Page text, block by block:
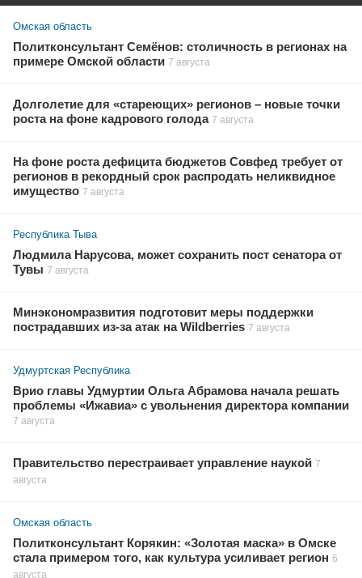
Омская область
Политконсультант Семёнов: столичность в регионах на
примере Омской области 7 августа
Долголетие для «стареющих» регионов – новые точки
роста на фоне кадрового голода 7 августа
На фоне роста дефицита бюджетов Совфед требует от
регионов в рекордный срок распродать неликвидное
имущество 7 августа
Республика Тыва
Людмила Нарусова, может сохранить пост сенатора от
Тувы 7 августа
Минэкономразвития подготовит меры поддержки
пострадавших из-за атак на Wildberries 7 августа
Удмуртская Республика
Врио главы Удмуртии Ольга Абрамова начала решать
проблемы «Ижавиа» с увольнения директора компании
7 августа
Правительство перестраивает управление наукой 7
августа
Омская область
Политконсультант Корякин: «Золотая маска» в Омске
стала примером того, как культура усиливает регион 6
августа